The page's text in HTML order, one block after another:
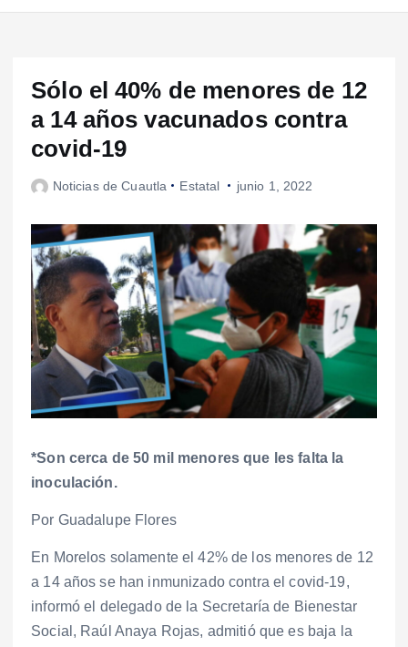
Sólo el 40% de menores de 12
a 14 años vacunados contra
covid-19
Noticias de Cuautla Estatal junio 1, 2022
*Son cerca de 50 mil menores que les falta la
inoculación.
Por Guadalupe Flores
En Morelos solamente el 42% de los menores de 12
a 14 años se han inmunizado contra el covid-19,
informó el delegado de la Secretaría de Bienestar
Social, Raúl Anaya Rojas, admitió que es baja la